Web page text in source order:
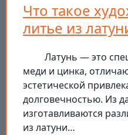
Что такое
литье из
Латунь — это
меди и цинка,
эстетической
долговечностью. Из
изготавливаются
из латуни…